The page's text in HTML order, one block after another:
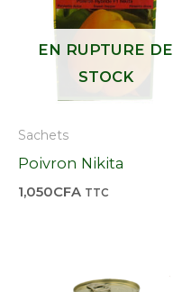
EN RUPTURE DE
STOCK
Sachets
Poivron Nikita
1,050CFA TTC